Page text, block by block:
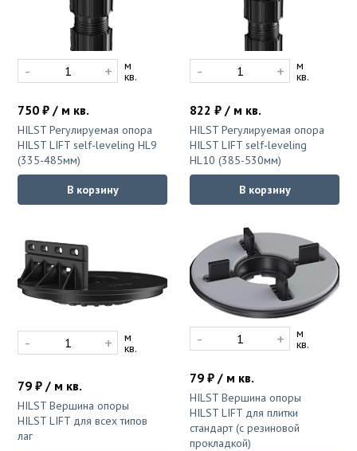
Ковролин оптом
750 ₽ / м кв.
HILST Регулируемая опора
HILST LIFT self-leveling HL9
(335-485мм)
- + м
кв.
В корзину
822 ₽ / м кв.
HILST Регулируемая опора
HILST LIFT self-leveling
HL10 (385-530мм)
- + м
кв.
В корзину
79 ₽ / м кв.
HILST Вершина опоры
HILST LIFT для всех типов
лаг
- + м
кв.
79 ₽ / м кв.
HILST Вершина опоры
HILST LIFT для плитки
стандарт (с резиновой
прокладкой)
- + м
кв.